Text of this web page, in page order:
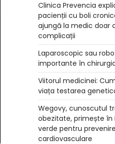
Clinica Prevencia
pacienții cu boli
ajungă la medic doar
complicații
Laparoscopic sau
importante în
Viitorul medicinei:
viața testarea
Wegovy, cunoscutul
obezitate, primește în
verde pentru
cardiovasculare